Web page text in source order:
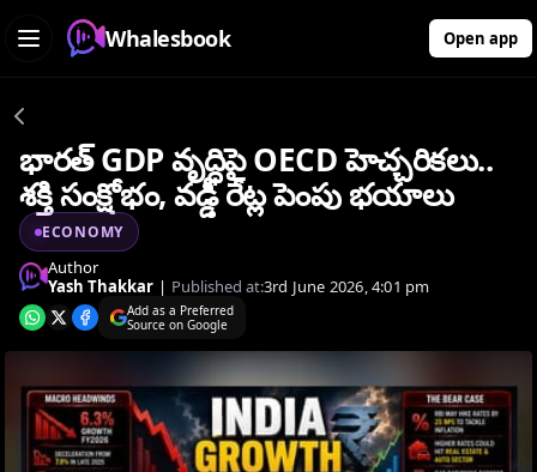
Whalesbook Open app
భారత్ GDP వృద్ధిపై OECD హెచ్చరికలు..
శక్తి సంక్షోభం, వడ్డీ రేట్ల పెంపు భయాలు
ECONOMY
Author
Yash Thakkar | Published at:3rd June 2026, 4:01 pm
Add as a Preferred
Source on Google